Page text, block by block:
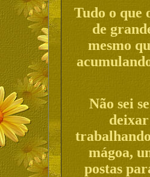
Tudo o que
de
mesmo
Não sei
mágoa,
postas